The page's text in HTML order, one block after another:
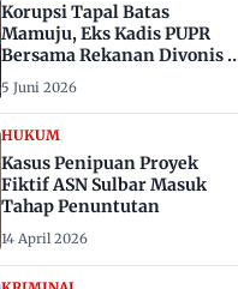
Korupsi Tapal Batas
Mamuju, Eks Kadis PUPR
Bersama Rekanan Divonis 6
dan 8 Tahun Penjara
5 Juni 2026
HUKUM
Kasus Penipuan Proyek
Fiktif ASN Sulbar Masuk
Tahap Penuntutan
14 April 2026